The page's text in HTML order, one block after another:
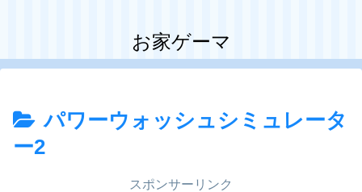
お家ゲーマ
パワーウォッシュシミュレータ
ー2
スポンサーリンク